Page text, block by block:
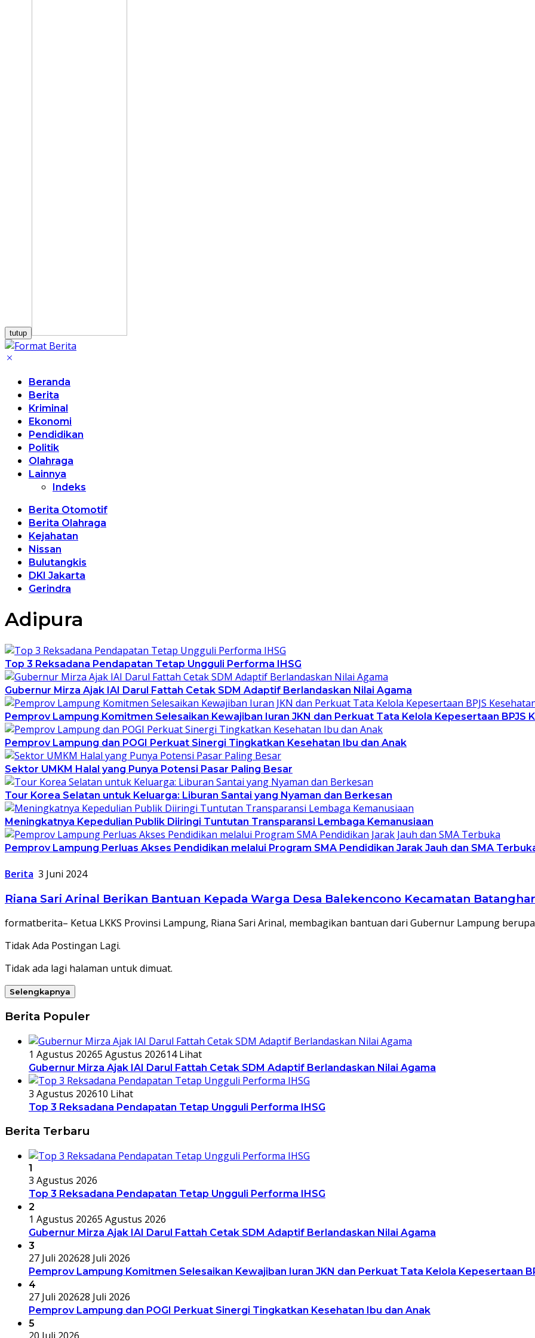
tutup
Beranda
Berita
Kriminal
Ekonomi
Pendidikan
Politik
Olahraga
Lainnya
Indeks
Berita Otomotif
Berita Olahraga
Kejahatan
Nissan
Bulutangkis
DKI Jakarta
Gerindra
Adipura
Top 3 Reksadana Pendapatan Tetap Ungguli Performa IHSG
Gubernur Mirza Ajak IAI Darul Fattah Cetak SDM Adaptif Berlandaskan Nilai Agama
Pemprov Lampung Komitmen Selesaikan Kewajiban Iuran JKN dan Perkuat Tata Kelola Kepesertaan BPJS
Pemprov Lampung dan POGI Perkuat Sinergi Tingkatkan Kesehatan Ibu dan Anak
Sektor UMKM Halal yang Punya Potensi Pasar Paling Besar
Tour Korea Selatan untuk Keluarga: Liburan Santai yang Nyaman dan Berkesan
Meningkatnya Kepedulian Publik Diiringi Tuntutan Transparansi Lembaga Kemanusiaan
Pemprov Lampung Perluas Akses Pendidikan melalui Program SMA Pendidikan Jarak Jauh dan SMA
Berita 3 Juni 2024
Riana Sari Arinal Berikan Bantuan Kepada Warga Desa Balekencono Kecamatan
formatberita– Ketua LKKS Provinsi Lampung, Riana Sari Arinal, membagikan bantuan dari Gubernur Lampung
Tidak Ada Postingan Lagi.
Tidak ada lagi halaman untuk dimuat.
Selengkapnya
Berita Populer
1 Agustus 20265 Agustus 202614 Lihat
Gubernur Mirza Ajak IAI Darul Fattah Cetak SDM Adaptif Berlandaskan Nilai Agama
3 Agustus 202610 Lihat
Top 3 Reksadana Pendapatan Tetap Ungguli Performa IHSG
Berita Terbaru
1
3 Agustus 2026
Top 3 Reksadana Pendapatan Tetap Ungguli Performa IHSG
2
1 Agustus 20265 Agustus 2026
Gubernur Mirza Ajak IAI Darul Fattah Cetak SDM Adaptif Berlandaskan Nilai Agama
3
27 Juli 202628 Juli 2026
Pemprov Lampung Komitmen Selesaikan Kewajiban Iuran JKN dan Perkuat Tata Kelola Kepesertaan
4
27 Juli 202628 Juli 2026
Pemprov Lampung dan POGI Perkuat Sinergi Tingkatkan Kesehatan Ibu dan Anak
5